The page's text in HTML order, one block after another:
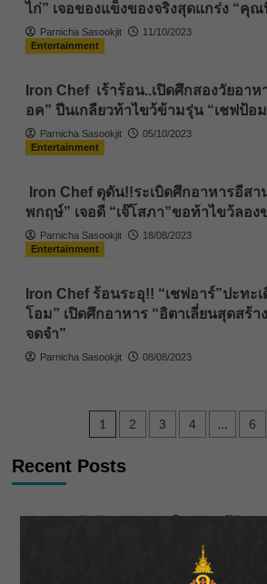
ไก่” เจอของแข็งของจริงสุดแกร่ง “คุ
Parnicha Sasookjit
11/10/2023
Entertainment
Iron Chef เร้าร้อน..เปิดศึกสองวัยอา
อค” ปีนเกลียวท้าไขว้ข้ามรุ่น “เชฟ
Parnicha Sasookjit
05/10/2023
Entertainment
Iron Chef ดุดัน!!ระเบิดศึกอาหารอีสา
พกฤษ์” เจอดี “เจ๊โสภา”ขอท้าไขว้ลอ
Parnicha Sasookjit
18/08/2023
Entertainment
Iron Chef ร้อนระอุ!! “เชฟอาร์”ปะทะเ
โอม” เปิดศึกอาหาร “อิตาเลี่ยนสุดสร้
จดจำ”
Parnicha Sasookjit 08/08/2023
Posts
pagination
1 2 3 4 … 6
Recent Posts
กรมชลฯ รับฟังประชาชน ติดตามแก้ปัญห
‘แมน การิน’ แชร์ความเชื่อชวนคิด! “อยาก